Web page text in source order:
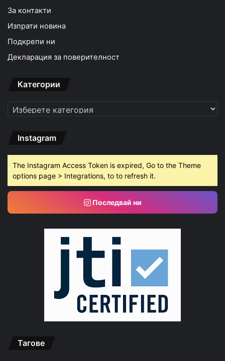
За контакти
Изпрати новина
Подкрепи ни
Декларация за поверителност
Категории
Категории
Instagram
The Instagram Access Token is expired, Go to the Theme
options page > Integrations, to to refresh it.
Последвай ни
Тагове